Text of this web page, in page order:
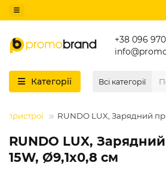
+38 096
Категорії Всі категорії
пристрої RUNDO LUX, Зарядний
RUNDO LUX,
15W, Ø9,1x0,8 см